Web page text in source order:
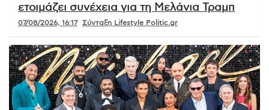
ετοιμάζει συνέχεια για τη Μελάνια Τραμπ
07/08/2026, 16:17 Σύνταξη Lifestyle Politic.gr